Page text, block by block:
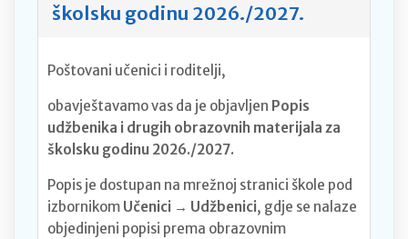
školsku godinu 2026./2027.
Poštovani učenici i roditelji,
obavještavamo vas da je objavljen Popis
udžbenika i drugih obrazovnih materijala za
školsku godinu 2026./2027.
Popis je dostupan na mrežnoj stranici škole pod
izbornikom Učenici → Udžbenici, gdje se nalaze
objedinjeni popisi prema obrazovnim